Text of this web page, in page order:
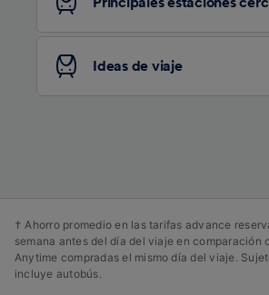
Ideas de viaje
† Ahorro promedio en las tarifas advance
semana antes del día del viaje en comparación
Anytime compradas el mismo día del viaje.
incluye autobús.
audiencia y desarrollo de
Lista de asociados (proveedores)